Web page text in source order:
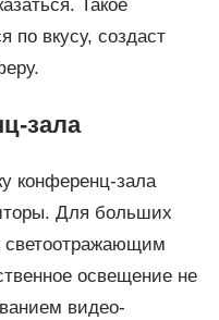
Такое
по вкусу, создаст
зала
конференц-зала
Для больших
светоотражающим
освещение не
видео-